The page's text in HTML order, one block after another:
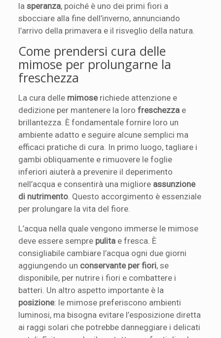
lasperanza, poiché è uno dei primi fiori a
sbocciare alla fine dell’inverno, annunciando
l’arrivo della primavera e il risveglio della natura.
Come prendersi cura delle
mimose per prolungarne la
freschezza
La cura delle mimoserichiede attenzione e
dedizione per mantenere la lorofreschezza e
brillantezza. È fondamentale fornire loro un
ambiente adatto e seguire alcune semplici ma
efficaci pratiche di cura. In primo luogo, tagliare i
gambi obliquamente e rimuovere le foglie
inferiori aiuterà a prevenire il deperimento
nell’acqua e consentirà una migliore assunzione
di nutrimento . Questo accorgimento è essenziale
per prolungare la vita del fiore.
L’acqua nella quale vengono immerse le mimose
deve essere sempre pulita e fresca. È
consigliabile cambiare l’acqua ogni due giorni
aggiungendo un conservante per fiori, se
disponibile, per nutrire i fiori e combattere i
batteri. Un altro aspetto importante è la
posizione: le mimose preferiscono ambienti
luminosi, ma bisogna evitare l’esposizione diretta
ai raggi solari che potrebbe danneggiare i delicati